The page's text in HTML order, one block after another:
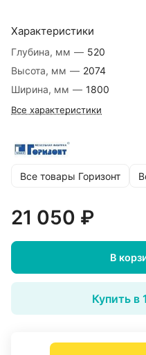
Характеристики
Глубина, мм — 520
Высота, мм — 2074
Ширина, мм — 1800
Все характеристики
Все товары Горизонт
21 050 ₽
В
Купить в